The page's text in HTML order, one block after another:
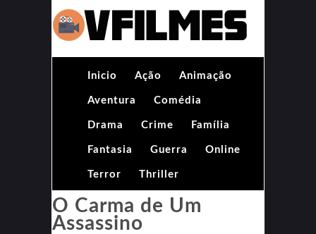
Inicio Ação Animação
Aventura Comédia
Drama Crime Família
Fantasia Guerra Online
Terror Thriller
O Carma de Um
Assassino